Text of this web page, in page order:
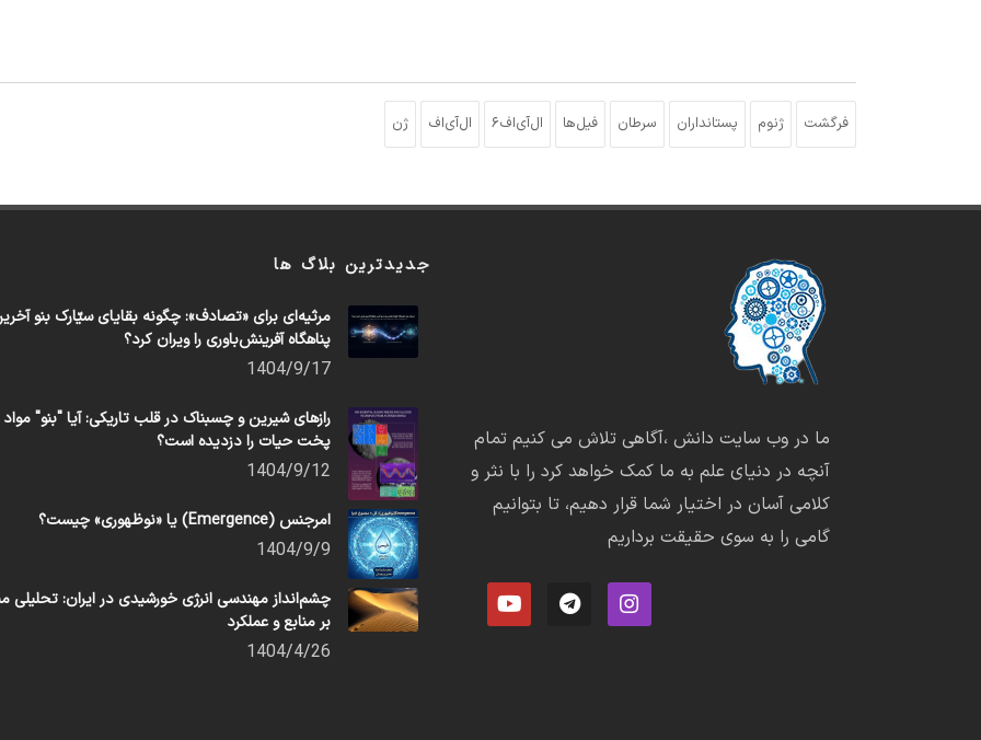
فرگشت ژنوم پستانداران سرطان فیل‌ها ال‌آی‌اف۶ ال‌آی‌اف ژن
ما در وب سایت دانش ،آگاهی تلاش می کنیم تمام
آنچه در دنیای علم به ما کمک خواهد کرد را با نثر و
کلامی آسان در اختیار شما قرار دهیم، تا بتوانیم
گامی را به سوی حقیقت برداریم
جدیدترین بلاگ ها
مرثیه‌ای برای «تصادف»: چگونه بقایای سیّارک بنو
پناهگاه آفرینش‌باوری را ویران کرد؟
1404/9/17
رازهای شیرین و چسبناک در قلب تاریکی: آیا "بنو" مواد
پخت حیات را دزدیده است؟
1404/9/12
امرجنس (Emergence) یا «نوظهوری» چیست؟
1404/9/9
چشم‌انداز مهندسی انرژی خورشیدی در ایران: تحلیلی
بر منابع و عملکرد
1404/4/26